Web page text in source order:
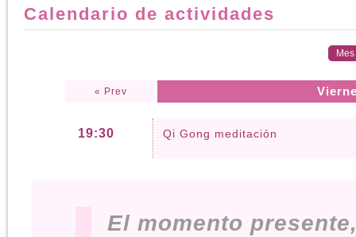
Calendario de actividades
Mes
« Prev
19:30 Qi Gong meditación
El momento